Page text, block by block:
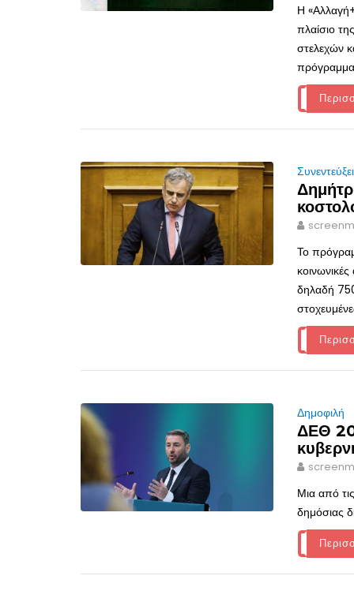
Η
πλαίσιο
στελεχών
πρόγραμμα
Το
δηλαδή
Δημοφιλή
ΔΕΘ
Μια από
δημόσιας